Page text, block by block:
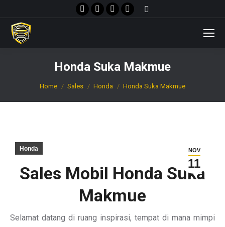
Facebook
page
new
window
X
page
new
window
Instagram
page
new
window
YouTube
page
new
window
Search:
Honda Suka Makmue
You are here:
Home Sales Honda Honda Suka Makmue
NOV
11
Honda
Sales Mobil Honda Suka
Makmue
Selamat datang di ruang inspirasi, tempat di mana mimpi